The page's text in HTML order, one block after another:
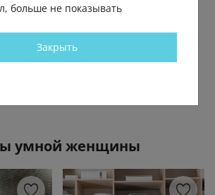
умной женщины
больше не показывать
Закрыть